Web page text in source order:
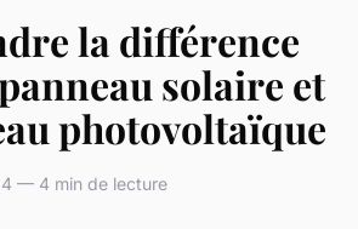
la différence
solaire et
photovoltaïque
— 4 min de lecture